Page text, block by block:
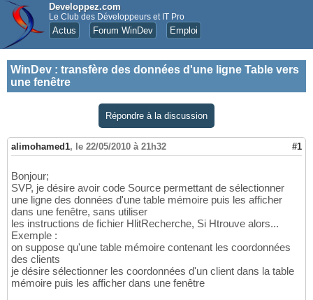
Developpez.com
Le Club des Développeurs et IT Pro
Actus Forum WinDev Emploi
WinDev : transfère des données d'une ligne Table vers
une fenêtre
Répondre à la discussion
alimohamed1, le 22/05/2010 à 21h32 #1
Bonjour;
SVP, je désire avoir code Source permettant de sélectionner
une ligne des données d'une table mémoire puis les afficher
dans une fenêtre, sans utiliser
les instructions de fichier HlitRecherche, Si Htrouve alors...
Exemple :
on suppose qu'une table mémoire contenant les coordonnées
des clients
je désire sélectionner les coordonnées d'un client dans la table
mémoire puis les afficher dans une fenêtre